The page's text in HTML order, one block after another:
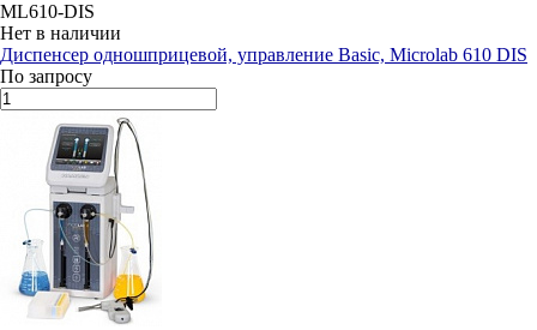
ML610-DIS
Нет в наличии
Диспенсер одношприцевой, управление Basic, Microlab 610 DIS
По запросу